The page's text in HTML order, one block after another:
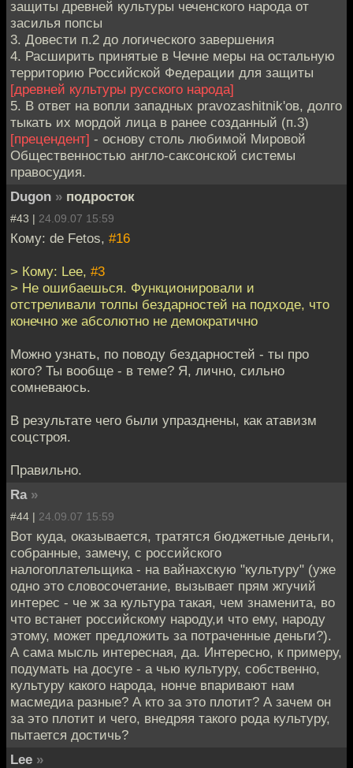
защиты древней культуры чеченского народа от
засилья попсы
3. Довести п.2 до логического завершения
4. Расширить принятые в Чечне меры на остальную
территорию Российской Федерации для защиты
[древней культуры русского народа]
5. В ответ на вопли западных pravozashitnik'ов, долго
тыкать их мордой лица в ранее созданный (п.3)
[прецендент] - основу столь любимой Мировой
Общественностью англо-саксонской системы
правосудия.
Dugon » подросток
#43 | 24.09.07 15:59
Кому: de Fetos, #16
> Кому: Lee, #3
> Не ошибаешься. Функционировали и
отстреливали толпы бездарностей на подходе, что
конечно же абсолютно не демократично
Можно узнать, по поводу бездарностей - ты про
кого? Ты вообще - в теме? Я, лично, сильно
сомневаюсь.
В результате чего были упразднены, как атавизм
соцстроя.
Правильно.
Ra »
#44 | 24.09.07 15:59
Вот куда, оказывается, тратятся бюджетные деньги,
собранные, замечу, с российского
налогоплательщика - на вайнахскую "культуру" (уже
одно это словосочетание, вызывает прям жгучий
интерес - че ж за культура такая, чем знаменита, во
что встанет российскому народу,и что ему, народу
этому, может предложить за потраченные деньги?).
А сама мысль интересная, да. Интересно, к примеру,
подумать на досуге - а чью культуру, собственно,
культуру какого народа, нонче впаривают нам
масмедиа разные? А кто за это плотит? А зачем он
за это плотит и чего, внедряя такого рода культуру,
пытается достичь?
Lee »